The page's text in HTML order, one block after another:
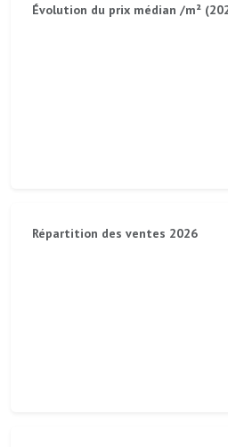
Évolution du prix médian /m²
Répartition des ventes 2026